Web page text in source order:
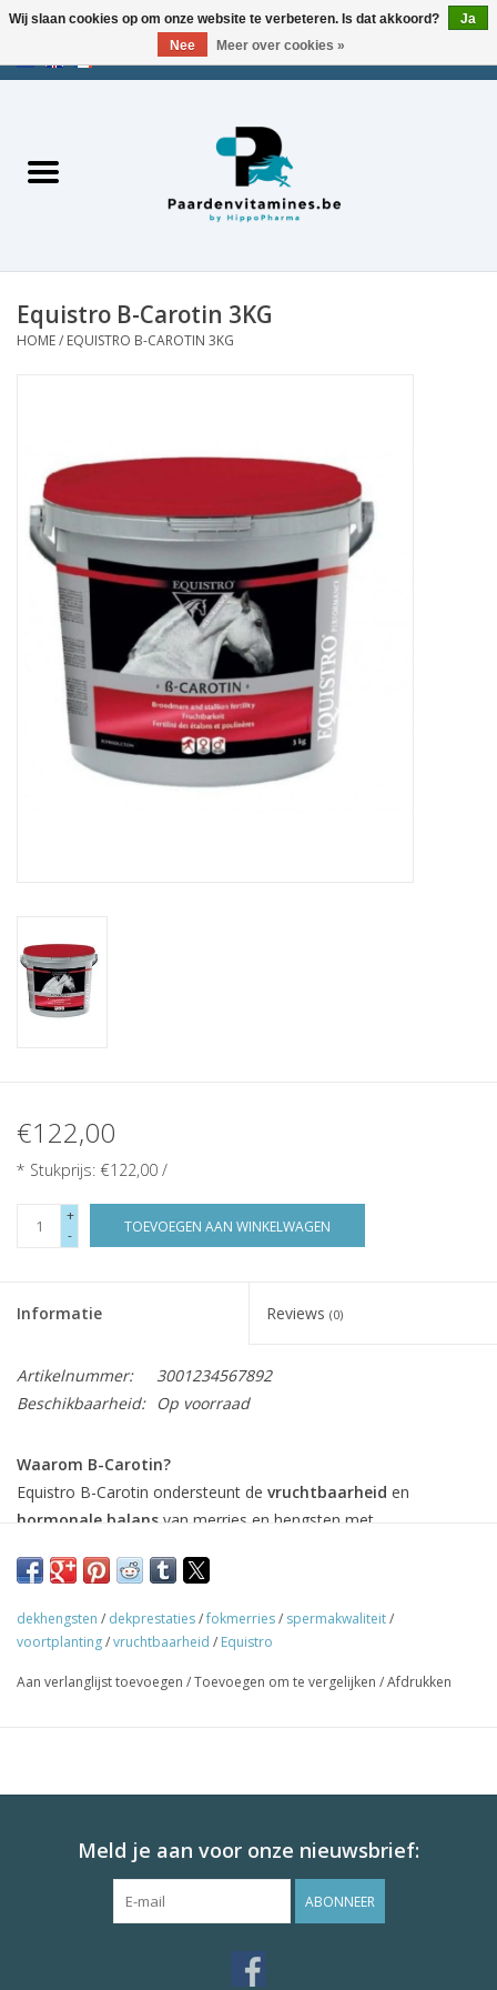
USD/CHF/
Zoek op merk
Stress
Huid en haar
Ademhaling
Voortplanting
Verzorging
Equistro B-Carotin 3KG
HOME/ EQUISTRO B-CAROTIN 3KG
€122,00
* Stukprijs: €122,00 /
+
-
TOEVOEGEN AAN WINKELWAGEN
Informatie Reviews (0)
Artikelnummer:
3001234567892
Beschikbaarheid:
Op voorraad
Waarom B-Carotin?
Equistro B-Carotin ondersteunt de vruchtbaarheid en
hormonale balans van merries en hengsten met
Voordelen:
Bevordertcyclusregulariteitbij merries.
Ondersteuntspermakwaliteitbij hengsten.
dekhengsten / dekprestaties/fokmerries/ spermakwaliteit/
voortplanting/vruchtbaarheid / Equistro
Aan verlanglijst toevoegen /Toevoegen om te vergelijken /Afdrukken
Meld je aan voor onze nieuwsbrief:
ABONNEER
Wij slaan cookies op om onze website te verbeteren. Is dat akkoord?
Ja
Nee
Meer over cookies »